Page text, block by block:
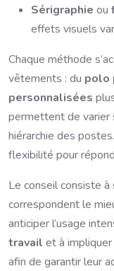
Sérigraphie ou
effets visuels
Chaque méthode
vêtements : du polo
personnalisées
permettent de varier
hiérarchie des
flexibilité pour
Le conseil consiste
correspondent le
anticiper l’usage
travail et à
afin de garantir leur